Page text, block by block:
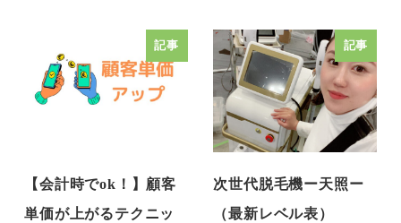
記事
【会計時でok！】顧客
単価が上がるテクニッ
記事
次世代脱毛機ー天照ー
（最新レベル表）